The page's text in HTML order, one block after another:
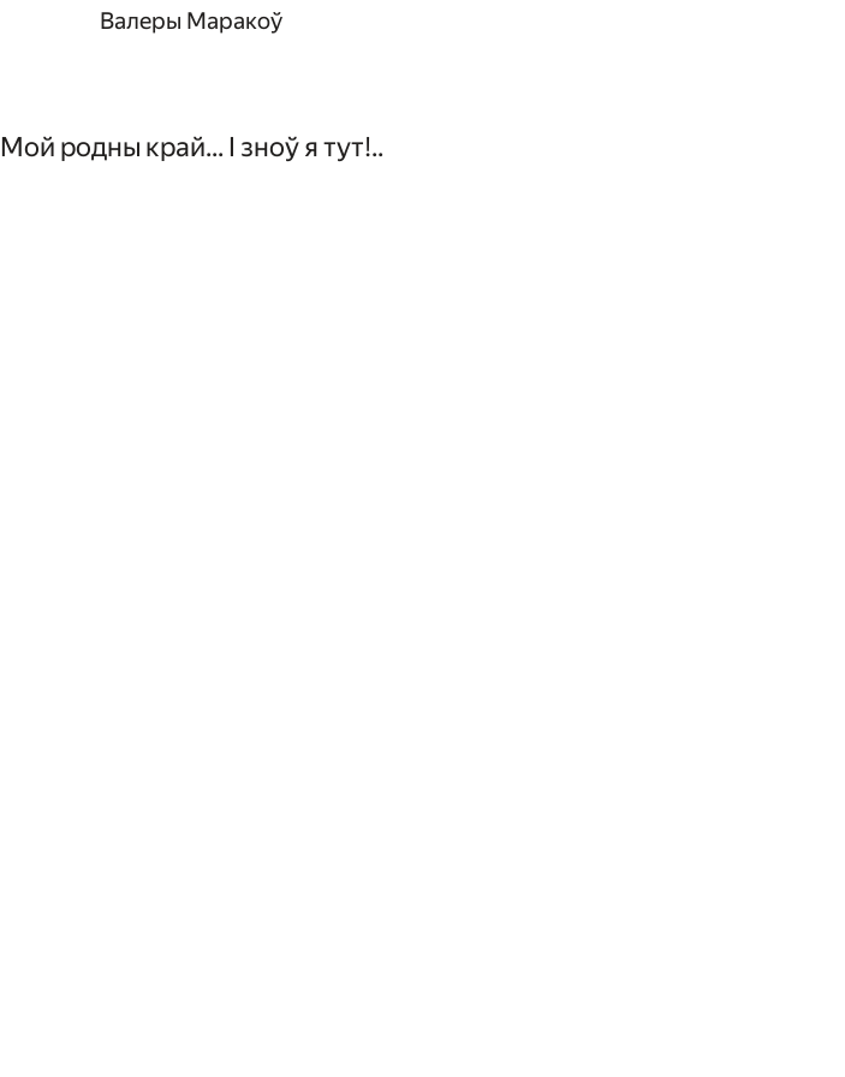
Валеры Маракоў
Мой родны край... I зноў я тут!..